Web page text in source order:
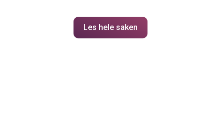
Les hele saken